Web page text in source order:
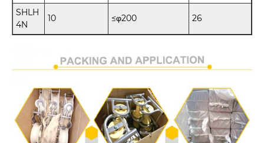
SHLH
4N
10 ≤φ200 26